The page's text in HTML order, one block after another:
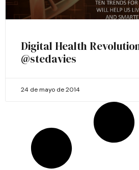
Digital Health
@stedavies
24 de mayo de 2014